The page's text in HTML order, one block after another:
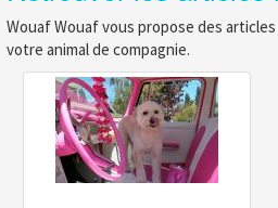
Wouaf Wouaf vous propose des
votre animal de compagnie.